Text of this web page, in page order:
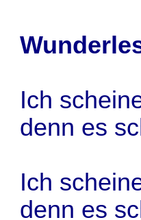
Ich
denn es
Ich
denn es